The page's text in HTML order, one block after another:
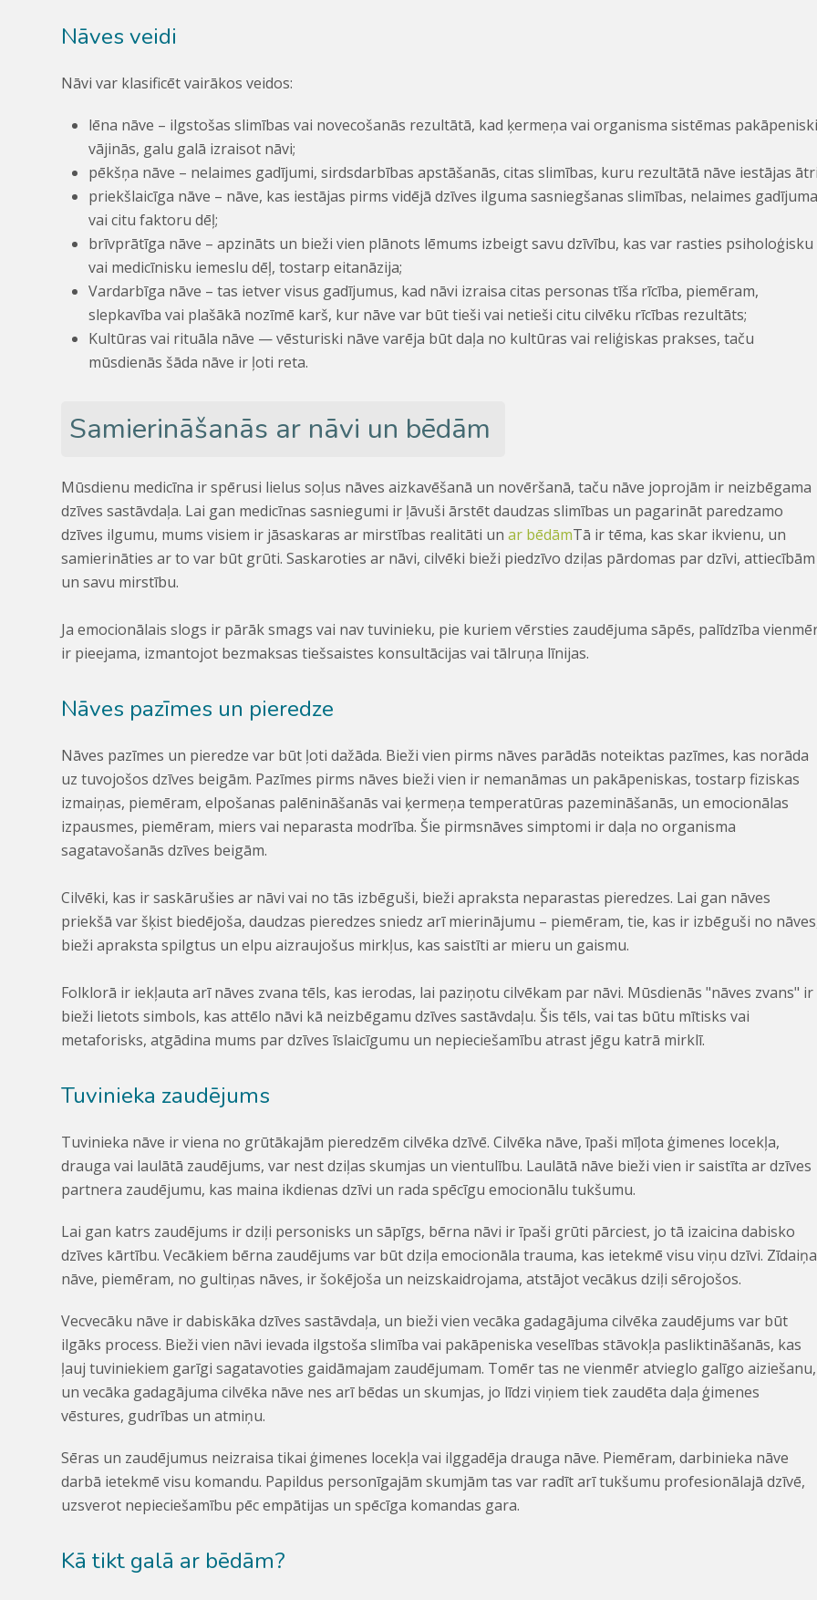
Nāves veidi
Nāvi var klasificēt vairākos veidos:
lēna nāve – ilgstošas slimības vai novecošanās rezultātā, kad ķermeņa vai organisma sistēmas
vājinās, galu galā izraisot nāvi;
pēkšņa nāve – nelaimes gadījumi, sirdsdarbības apstāšanās, citas slimības, kuru rezultātā nāve iestājas
priekšlaicīga nāve – nāve, kas iestājas pirms vidējā dzīves ilguma sasniegšanas slimības, nelaimes
vai citu faktoru dēļ;
brīvprātīga nāve – apzināts un bieži vien plānots lēmums izbeigt savu dzīvību, kas var rasties psiholoģisku
vai medicīnisku iemeslu dēļ, tostarp eitanāzija;
Vardarbīga nāve – tas ietver visus gadījumus, kad nāvi izraisa citas personas tīša rīcība, piemēram,
slepkavība vai plašākā nozīmē karš, kur nāve var būt tieši vai netieši citu cilvēku rīcības rezultāts;
Kultūras vai rituāla nāve — vēsturiski nāve varēja būt daļa no kultūras vai reliģiskas prakses, taču
mūsdienās šāda nāve ir ļoti reta.
Samierināšanās ar nāvi un bēdām
Mūsdienu medicīna ir spērusi lielus soļus nāves aizkavēšanā un novēršanā, taču nāve joprojām ir neizbēgama
dzīves sastāvdaļa. Lai gan medicīnas sasniegumi ir ļāvuši ārstēt daudzas slimības un pagarināt paredzamo
dzīves ilgumu, mums visiem ir jāsaskaras ar mirstības realitāti unar bēdāmTā ir tēma, kas skar ikvienu, un
samierināties ar to var būt grūti. Saskaroties ar nāvi, cilvēki bieži piedzīvo dziļas pārdomas par dzīvi, attiecībām
un savu mirstību.
Ja emocionālais slogs ir pārāk smags vai nav tuvinieku, pie kuriem vērsties zaudējuma sāpēs, palīdzība
ir pieejama, izmantojot bezmaksas tiešsaistes konsultācijas vai tālruņa līnijas.
Nāves pazīmes un pieredze
Nāves pazīmes un pieredze var būt ļoti dažāda. Bieži vien pirms nāves parādās noteiktas pazīmes, kas norāda
uz tuvojošos dzīves beigām. Pazīmes pirms nāves bieži vien ir nemanāmas un pakāpeniskas, tostarp fiziskas
izmaiņas, piemēram, elpošanas palēnināšanās vai ķermeņa temperatūras pazemināšanās, un emocionālas
izpausmes, piemēram, miers vai neparasta modrība. Šie pirmsnāves simptomi ir daļa no organisma
sagatavošanās dzīves beigām.
Cilvēki, kas ir saskārušies ar nāvi vai no tās izbēguši, bieži apraksta neparastas pieredzes. Lai gan nāves
priekšā var šķist biedējoša, daudzas pieredzes sniedz arī mierinājumu – piemēram, tie, kas ir izbēguši no
bieži apraksta spilgtus un elpu aizraujošus mirkļus, kas saistīti ar mieru un gaismu.
Folklorā ir iekļauta arī nāves zvana tēls, kas ierodas, lai paziņotu cilvēkam par nāvi. Mūsdienās "nāves zvans" ir
bieži lietots simbols, kas attēlo nāvi kā neizbēgamu dzīves sastāvdaļu. Šis tēls, vai tas būtu mītisks vai
metaforisks, atgādina mums par dzīves īslaicīgumu un nepieciešamību atrast jēgu katrā mirklī.
Tuvinieka zaudējums
Tuvinieka nāve ir viena no grūtākajām pieredzēm cilvēka dzīvē. Cilvēka nāve, īpaši mīļota ģimenes locekļa,
drauga vai laulātā zaudējums, var nest dziļas skumjas un vientulību. Laulātā nāve bieži vien ir saistīta ar dzīves
partnera zaudējumu, kas maina ikdienas dzīvi un rada spēcīgu emocionālu tukšumu.
Lai gan katrs zaudējums ir dziļi personisks un sāpīgs, bērna nāvi ir īpaši grūti pārciest, jo tā izaicina dabisko
dzīves kārtību. Vecākiem bērna zaudējums var būt dziļa emocionāla trauma, kas ietekmē visu viņu dzīvi. Zīdaiņa
nāve, piemēram, no gultiņas nāves, ir šokējoša un neizskaidrojama, atstājot vecākus dziļi sērojošos.
Vecvecāku nāve ir dabiskāka dzīves sastāvdaļa, un bieži vien vecāka gadagājuma cilvēka zaudējums var būt
ilgāks process. Bieži vien nāvi ievada ilgstoša slimība vai pakāpeniska veselības stāvokļa pasliktināšanās, kas
ļauj tuviniekiem garīgi sagatavoties gaidāmajam zaudējumam. Tomēr tas ne vienmēr atvieglo galīgo aiziešanu,
un vecāka gadagājuma cilvēka nāve nes arī bēdas un skumjas, jo līdzi viņiem tiek zaudēta daļa ģimenes
vēstures, gudrības un atmiņu.
Sēras un zaudējumus neizraisa tikai ģimenes locekļa vai ilggadēja drauga nāve. Piemēram, darbinieka nāve
darbā ietekmē visu komandu. Papildus personīgajām skumjām tas var radīt arī tukšumu profesionālajā dzīvē,
uzsverot nepieciešamību pēc empātijas un spēcīga komandas gara.
Kā tikt galā ar bēdām?